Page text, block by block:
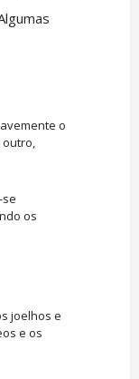
o
outro,
se
os
joelhos e
e os